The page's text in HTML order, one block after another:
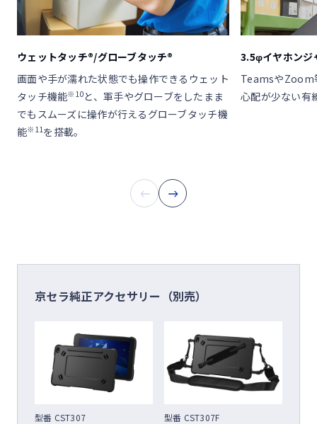
ウェットタッチ®/グローブタッチ®
画面や手が濡れた状態でも操作できるウェット
タッチ機能※10と、軍手やグローブをしたまま
でもスムーズに操作が行えるグローブタッチ機
能※11を搭載。
3.5φイヤホンジ
TeamsやZoom
心配が少ない有
京セラ純正アクセサリー（別売）
型番 CST307 型番 CST307F